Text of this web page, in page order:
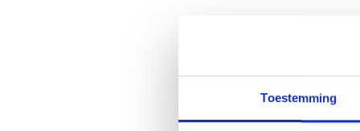
Toestemming